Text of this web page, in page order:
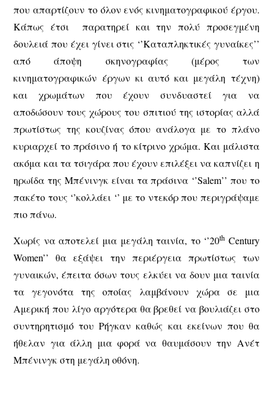
που απαρτίζουν το όλον ενός κινηματογραφικού έργου.
Κάπως έτσι παρατηρεί και την πολύ προσεγμένη
δουλειά που έχει γίνει στις ‘’Καταπληκτικές γυναίκες’’
από άποψη σκηνογραφίας (μέρος των
κινηματογραφικών έργων κι αυτό και μεγάλη τέχνη)
και χρωμάτων που έχουν συνδυαστεί για να
αποδώσουν τους χώρους του σπιτιού της ιστορίας αλλά
πρωτίστως της κουζίνας όπου ανάλογα με το πλάνο
κυριαρχεί το πράσινο ή το κίτρινο χρώμα. Και μάλιστα
ακόμα και τα τσιγάρα που έχουν επιλέξει να καπνίζει η
ηρωίδα της Μπένινγκ είναι τα πράσινα ‘’Salem’’ που το
πακέτο τους ‘’κολλάει ‘’ με το ντεκόρ που περιγράψαμε
πιο πάνω.
Χωρίς να αποτελεί μια μεγάλη ταινία, το ‘’20th Century
Women’’ θα εξάψει την περιέργεια πρωτίστως των
γυναικών, έπειτα όσων τους ελκύει να δουν μια ταινία
τα γεγονότα της οποίας λαμβάνουν χώρα σε μια
Αμερική που λίγο αργότερα θα βρεθεί να βουλιάζει στο
συντηρητισμό του Ρήγκαν καθώς και εκείνων που θα
ήθελαν για άλλη μια φορά να θαυμάσουν την Ανέτ
Μπένινγκ στη μεγάλη οθόνη.